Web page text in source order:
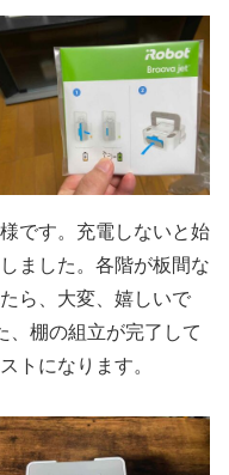
です。充電しないと始
ました。各階が板間な
ら、大変、嬉しいで
、棚の組立が完了して
トになります。